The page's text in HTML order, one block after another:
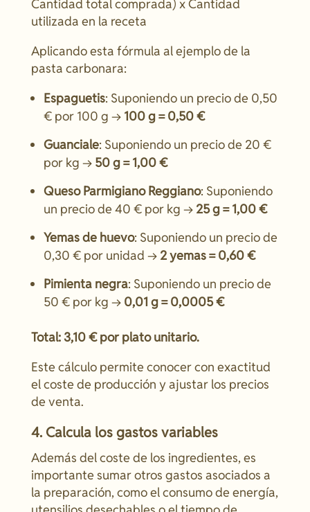
Cantidad total comprada) x Cantidad
utilizada en la receta
Aplicando esta fórmula al ejemplo de la
pasta carbonara:
Espaguetis: Suponiendo un precio de 0,50
€ por 100 g → 100 g = 0,50 €
Guanciale: Suponiendo un precio de 20 €
por kg → 50 g = 1,00 €
Queso Parmigiano Reggiano: Suponiendo
un precio de 40 € por kg → 25 g = 1,00 €
Yemas de huevo: Suponiendo un precio de
0,30 € por unidad → 2 yemas = 0,60 €
Pimienta negra: Suponiendo un precio de
50 € por kg → 0,01 g = 0,0005 €
Total: 3,10 € por plato unitario.
Este cálculo permite conocer con exactitud
el coste de producción y ajustar los precios
de venta.
4. Calcula los gastos variables
Además del coste de los ingredientes, es
importante sumar otros gastos asociados a
la preparación, como el consumo de energía,